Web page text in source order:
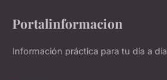
Portalinformacion
Información práctica para tu día a día